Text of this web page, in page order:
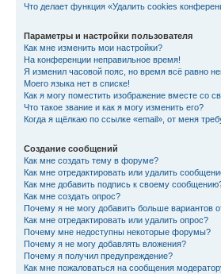
Что делает функция «Удалить cookies
Параметры и настройки пользователя
Как мне изменить мои настройки?
На конференции неправильное время!
Я изменил часовой пояс, но время всё равно
Моего языка нет в списке!
Как я могу поместить изображение вместе со
Что такое звание и как я могу изменить его?
Когда я щёлкаю по ссылке «email», от меня
Создание сообщений
Как мне создать тему в форуме?
Как мне отредактировать или удалить
Как мне добавить подпись к своему
Как мне создать опрос?
Почему я не могу добавить больше вариантов
Как мне отредактировать или удалить опрос?
Почему мне недоступны некоторые форумы?
Почему я не могу добавлять вложения?
Почему я получил предупреждение?
Как мне пожаловаться на сообщения